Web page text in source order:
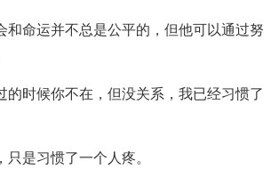
和命运并不总是公平的，但他可以通过努
的时候你不在，但没关系，我已经习惯了
是习惯了一个人疼。